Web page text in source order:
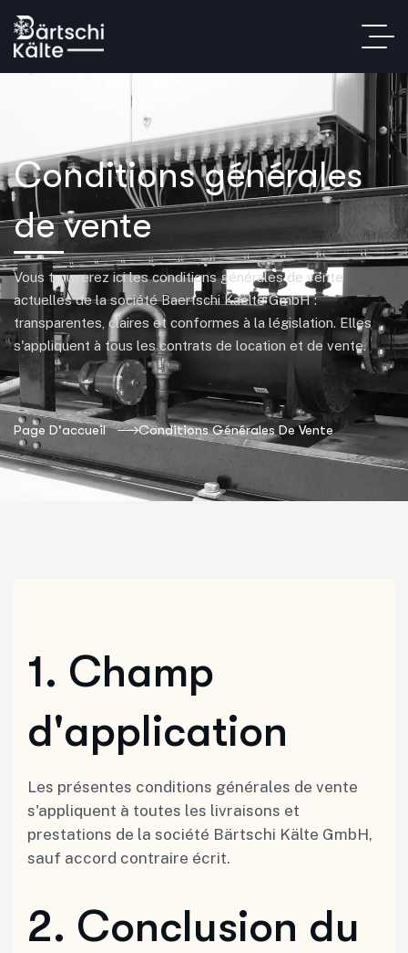
Conditions générales
de vente
Vous trouverez ici les conditions générales de vente
actuelles de la société Baertschi Kaelte GmbH :
transparentes, claires et conformes à la législation. Elles
s'appliquent à tous les contrats de location et de vente.
Page D'accueil Conditions Générales De Vente
1.⁠ ⁠Champ
d'application
Les présentes conditions générales de vente
s'appliquent à toutes les livraisons et
prestations de la société Bärtschi Kälte GmbH,
sauf accord contraire écrit.
2.⁠ ⁠Conclusion du